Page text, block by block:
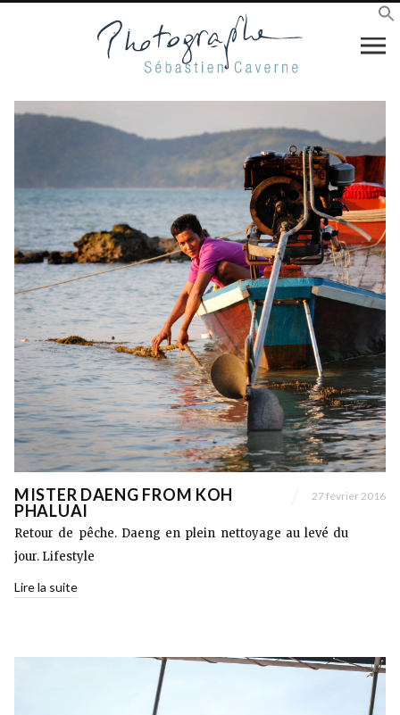
MISTER DAENG FROM KOH
PHALUAI
27 février 2016
Retour de pêche. Daeng en plein nettoyage au levé du
jour. Lifestyle
Lire la suite